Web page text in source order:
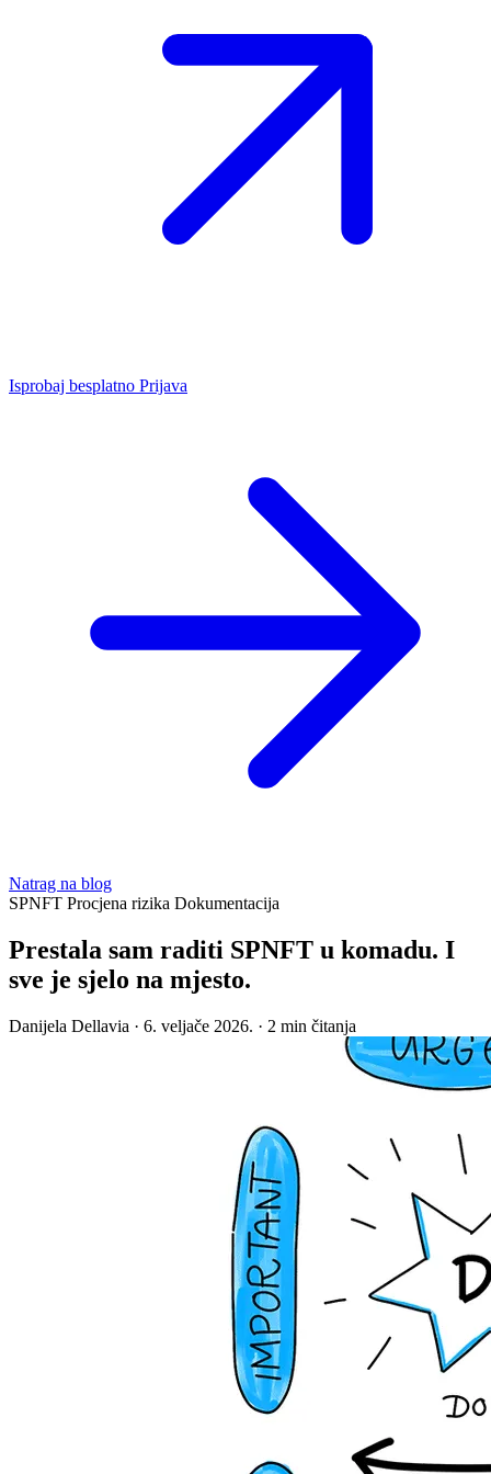
Isprobaj besplatno Prijava
Natrag na blog
SPNFT Procjena rizika Dokumentacija
Prestala sam raditi SPNFT u komadu. I
sve je sjelo na mjesto.
Danijela Dellavia · 6. veljače 2026. · 2 min čitanja